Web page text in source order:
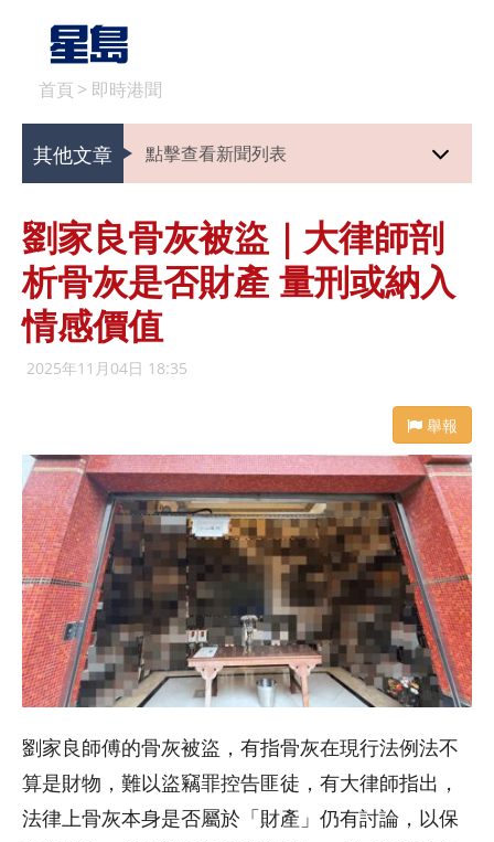
首頁 > 即時港聞
其他文章 點擊查看新聞列表
劉家良骨灰被盜｜大律師剖
析骨灰是否財產 量刑或納入
情感價值
2025年11月04日 18:35
舉報
劉家良師傅的骨灰被盜，有指骨灰在現行法例法不
算是財物，難以盜竊罪控告匪徒，有大律師指出，
法律上骨灰本身是否屬於「財產」仍有討論，以保